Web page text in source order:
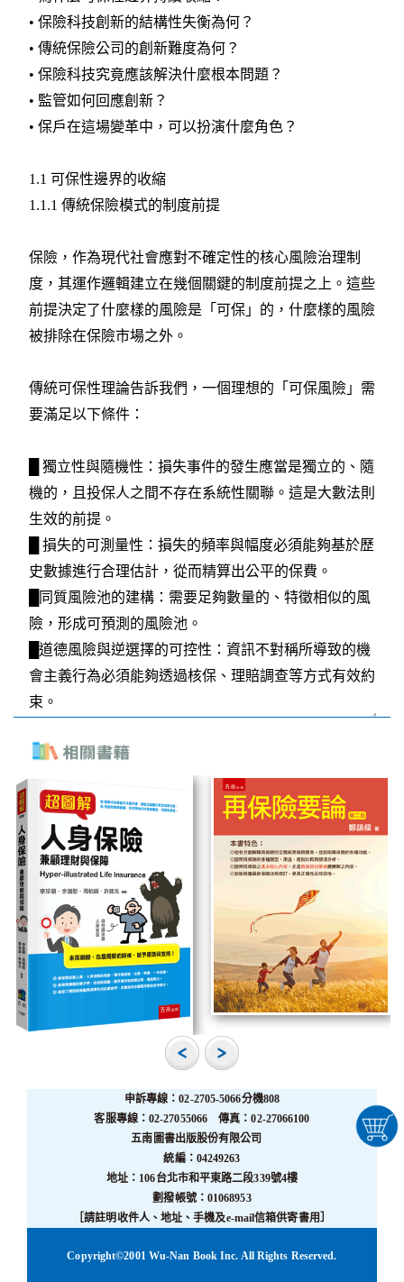
申訴專線：02-2705-5066分機808
客服專線：02-27055066 傳真：02-27066100
五南圖書出版股份有限公司
統編：04249263
地址：106台北市和平東路二段339號4樓
劃撥帳號：01068953
［請註明收件人、地址、手機及e-mail信箱供寄書用］
Copyright©2001 Wu-Nan Book Inc. All Rights Reserved.